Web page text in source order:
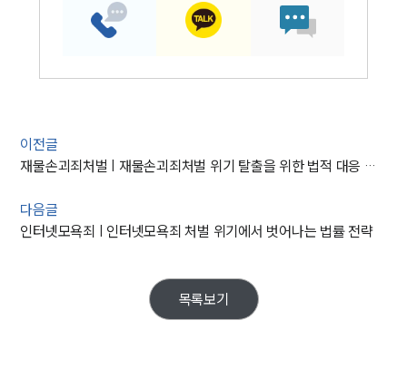
이전글
재물손괴죄처벌 | 재물손괴죄처벌 위기 탈출을 위한 법적 대응 가이드
다음글
인터넷모욕죄 | 인터넷모욕죄 처벌 위기에서 벗어나는 법률 전략
목록보기